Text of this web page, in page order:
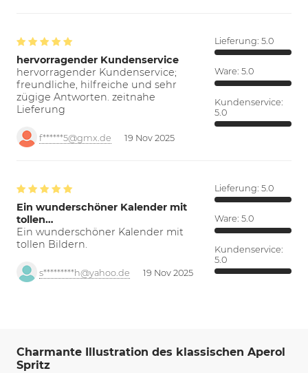
hervorragender Kundenservice
hervorragender Kundenservice;
freundliche, hilfreiche und sehr
zügige Antworten. zeitnahe
Lieferung
f******5@gmx.de 19 Nov 2025
Lieferung: 5.0
Ware: 5.0
Kundenservice:
5.0
Ein wunderschöner Kalender mit
tollen…
Ein wunderschöner Kalender mit
tollen Bildern.
s*********h@yahoo.de 19 Nov 2025
Lieferung: 5.0
Ware: 5.0
Kundenservice:
5.0
Charmante Illustration des klassischen Aperol
Spritz